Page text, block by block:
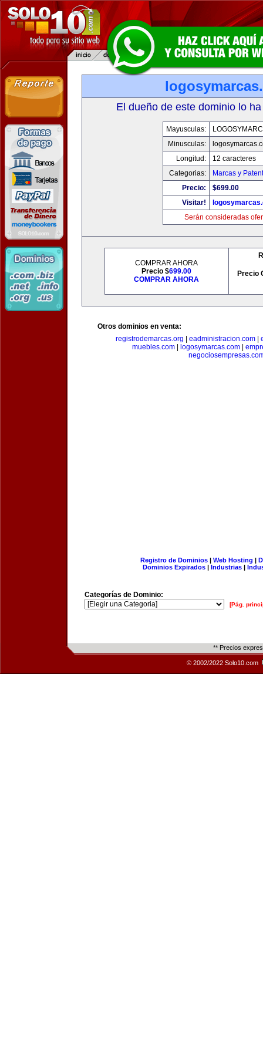
El dueño de este dominio lo
Mayusculas:
Minusculas:
Longitud:
12 caracteres
Categorias:
Marcas y
Precio:
$699.00
Visitar!
Serán consideradas
COMPRAR AHORA
Precio $699.00
COMPRAR AHORA
Precio
Otros dominios en venta:
registrodemarcas.org
eadministracion.com
muebles.com| logosymarcas.com|
Registro de Dominios| Web Hosting |
Dominios Expirados | Industrias |
Categorías de Dominio:
[Pág.
** Precios
© 2002/2022 Solo10.com